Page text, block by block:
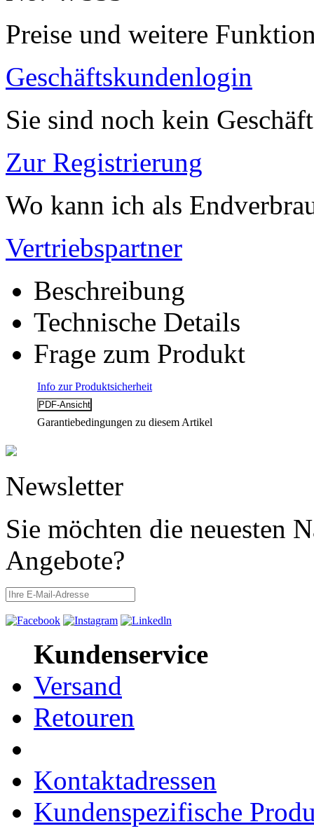
Preise und weitere
Geschäftskundenlogin
Sie sind noch kein
Zur Registrierung
Wo kann ich als
Vertriebspartner
Beschreibung
Technische Details
Frage zum Produkt
Info zur Produktsicherheit
Garantiebedingungen zu diesem Artikel
Newsletter
Sie möchten die neuesten
Angebote?
Kundenservice
Versand
Retouren
Kontaktadressen
Kundenspezifische